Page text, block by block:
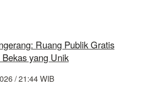
Ruang Publik Gratis
yang Unik
/ 21:44 WIB